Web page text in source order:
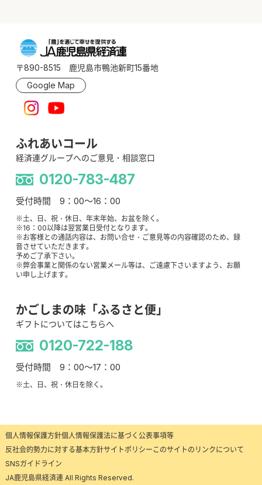
〒890-8515 鹿児島市鴨池新町15番地
Google Map
ふれあいコール
経済連グループへのご意見・相談窓口
0120-783-487
受付時間 9：00～16：00
※土、日、祝・休日、年末年始、お盆を除く。
※16：00以降は翌営業日受付となります。
※お客様との通話内容は、お問い合せ・ご意見等の内容確認のため、録
音させていただきます。
予めご了承下さい。
※弊会事業と関係のない営業メール等は、ご遠慮下さいますよう、お願
い申し上げます。
かごしまの味「ふるさと便」
ギフトについてはこちらへ
0120-722-188
受付時間 9：00～17：00
※土、日、祝・休日を除く。
個人情報保護方針個人情報保護法に基づく公表事項等
反社会的勢力に対する基本方針サイトポリシー このサイトのリンクについて
SNSガイドライン
JA鹿児島県経済連 All Rights Reserved.